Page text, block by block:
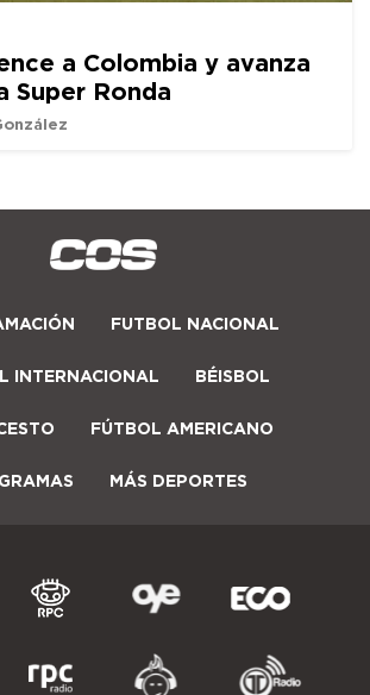
a Colombia y avanza
Super Ronda
FUTBOL NACIONAL
INTERNACIONAL BÉISBOL
FÚTBOL AMERICANO
MÁS DEPORTES